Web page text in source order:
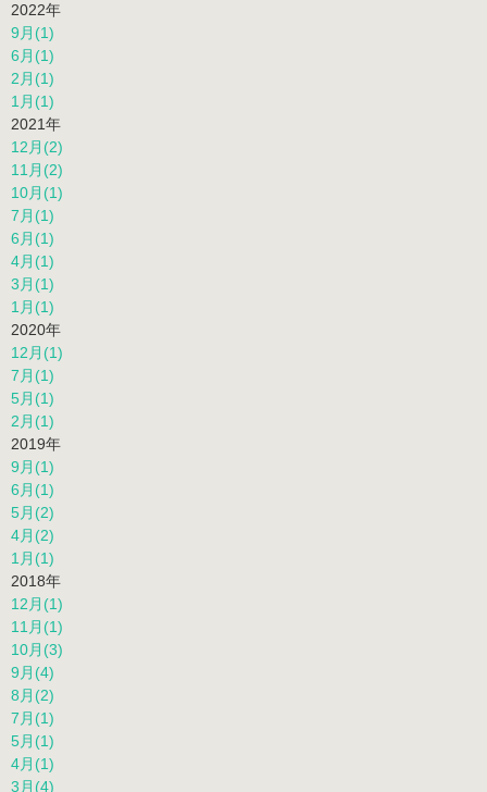
2022年
9月(1)
6月(1)
2月(1)
1月(1)
2021年
12月(2)
11月(2)
10月(1)
7月(1)
6月(1)
4月(1)
3月(1)
1月(1)
2020年
12月(1)
7月(1)
5月(1)
2月(1)
2019年
9月(1)
6月(1)
5月(2)
4月(2)
1月(1)
2018年
12月(1)
11月(1)
10月(3)
9月(4)
8月(2)
7月(1)
5月(1)
4月(1)
3月(4)